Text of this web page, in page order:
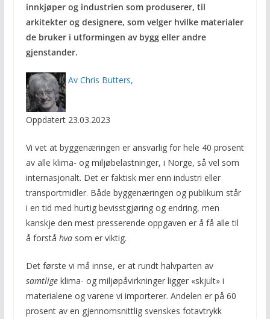
innkjøperog industrien som produserer, til
arkitekter og designere, som velger hvilke materialer
de bruker i utformingen av bygg eller andre
gjenstander.
Av Chris Butters,
Oppdatert 23.03.2023
Vi vet at byggenæringen er ansvarlig for hele 40 prosent
av alle klima- og miljøbelastninger, i Norge, så vel som
internasjonalt. Det er faktisk mer enn industri eller
transportmidler. Både byggenæringen og publikum står
i en tid med hurtig bevisstgjøring og endring, men
kanskje den mest presserende oppgaven er å få alle til
å forstå hvasom er viktig.
Det første vi må innse, er at rundt halvparten av
samtligeklima- og miljøpåvirkninger ligger «skjult» i
materialene og varene vi importerer. Andelen er på 60
prosent av en gjennomsnittlig svenskes fotavtrykk